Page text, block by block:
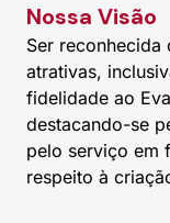
Nossa Visão
Ser reconhecida
atrativas,
fidelidade ao
destacando-se
pelo serviço em
respeito à